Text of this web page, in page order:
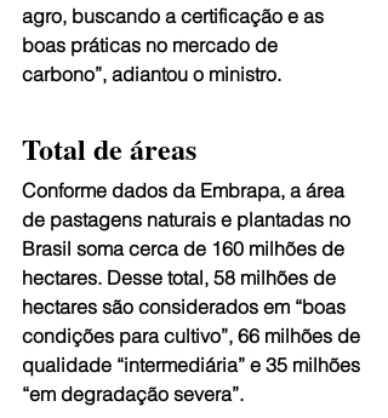
agro, buscando a certificação e as
boas práticas no mercado de
carbono”, adiantou o ministro.
Total de áreas
Conforme dados da Embrapa, a área
de pastagens naturais e plantadas no
Brasil soma cerca de 160 milhões de
hectares. Desse total, 58 milhões de
hectares são considerados em “boas
condições para cultivo”, 66 milhões de
qualidade “intermediária” e 35 milhões
“em degradação severa”.